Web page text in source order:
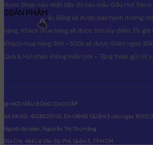
được Shop cập nhật đầy đủ các mẫu Gấu Hot
Original nhất. Gấu Bông sẽ được bảo hành đường
hàng, Khách mua hàng sẽ được tích lũy điểm 3% giá
Khách mua hàng đơn >300k sẽ được Giảm ngay
Quà & Hút chân không miễn phí + Tặng thiệp gửi lời
@ HKD GẤU BÔNG CAO CẤP
Số ĐKKD: 41C8025705. Do UBND QUẬN 3 cấp ngày 19/01/
Người đại diện: Nguyễn Thị Thu Hằng
Địa Chỉ: 486 Lê Văn Sỹ, P14, Quận 3, TP.HCM
0SẢN PHẨM
0₫